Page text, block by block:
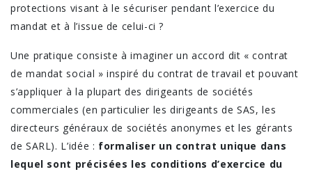
protections visant à le sécuriser pendant l’exercice du
mandat et à l’issue de celui-ci ?
Une pratique consiste à imaginer un accord dit « contrat
de mandat social » inspiré du contrat de travail et pouvant
s’appliquer à la plupart des dirigeants de sociétés
commerciales (en particulier les dirigeants de SAS, les
directeurs généraux de sociétés anonymes et les gérants
de SARL). L’idée : formaliser un contrat unique dans
lequel sont précisées les conditions d’exercice du